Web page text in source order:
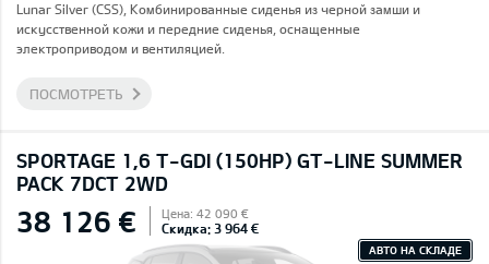
Lunar Silver (CSS), Комбинированные сиденья из черной замши и
искусственной кожи и передние сиденья, оснащенные
электроприводом и вентиляцией.
ПОСМОТРЕТЬ
SPORTAGE 1,6 T-GDI (150HP) GT-LINE SUMMER
PACK 7DCT 2WD
38 126 € Цена: 42 090 €
Скидка: 3 964 €
АВТО НА СКЛАДЕ